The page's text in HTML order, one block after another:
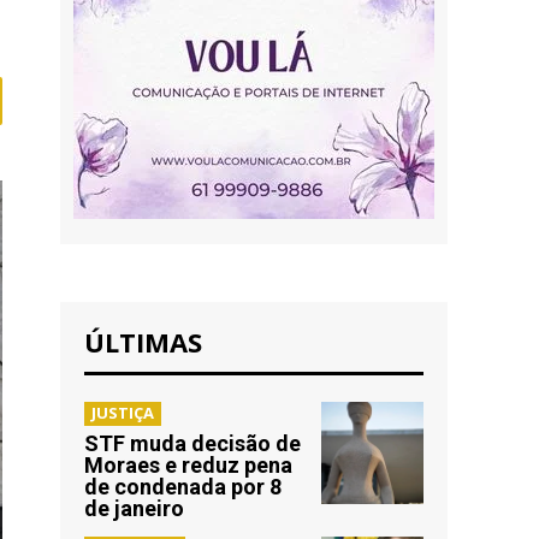
ÚLTIMAS
JUSTIÇA
STF muda decisão de
Moraes e reduz pena
de condenada por 8
de janeiro